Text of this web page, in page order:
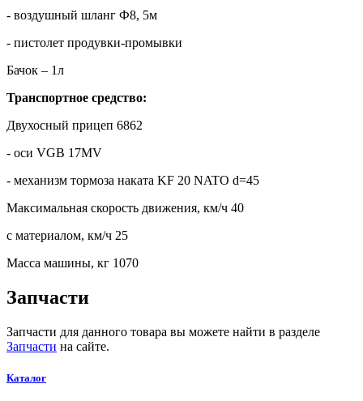
- воздушный шланг Ф8, 5м
- пистолет продувки-промывки
Бачок – 1л
Транспортное средство:
Двухосный прицеп 6862
- оси VGB 17MV
- механизм тормоза наката KF 20 NATO d=45
Максимальная скорость движения, км/ч 40
с материалом, км/ч 25
Масса машины, кг 1070
Запчасти
Запчасти для данного товара вы можете найти в разделе
Запчасти на сайте.
Каталог